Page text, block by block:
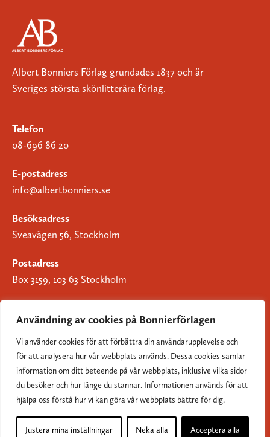
Användning av cookies på Bonnierförlagen
Vi använder cookies för att förbättra din användarupplevelse och
för att analysera hur vår webbplats används. Dessa cookies samlar
information om ditt beteende på vår webbplats, inklusive vilka sidor
du besöker och hur länge du stannar. Informationen används för att
hjälpa oss förstå hur vi kan göra vår webbplats bättre för dig.
Justera mina inställningar Neka alla Acceptera alla
Albert Bonniers Förlag grundades 1837 och är
Sveriges största skönlitterära förlag.
Telefon
08-696 86 20
E-postadress
info@albertbonniers.se
Besöksadress
Sveavägen 56, Stockholm
Postadress
Box 3159, 103 63 Stockholm
Om Bonnierförlagen
Cookies
Integritetspolicy